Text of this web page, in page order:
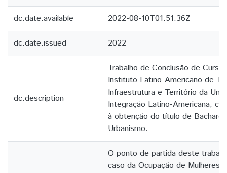
dc.date.available 2022-08-10T01:51:36Z
dc.date.issued 2022
dc.description
Trabalho de Conclusão de
Instituto Latino-Americano de
Infraestrutura e Território da
Integração Latino-Americana,
à obtenção do título de
Urbanismo.
O ponto de partida deste
caso da Ocupação de Mulheres